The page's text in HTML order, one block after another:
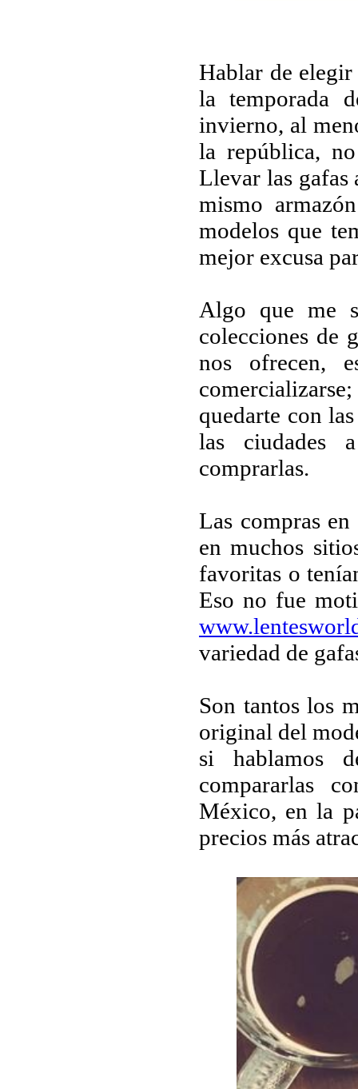
Hablar de elegir
la temporada
invierno, al
la república,
Llevar las gafas
mismo
modelos que
mejor excusa
Algo que me
colecciones de
nos ofrecen,
quedarte con
las ciudades
comprarlas.
Las compras
en muchos
favoritas o
Eso no fue
variedad de
Son tantos los
original del
si hablamos
compararlas
México, en la
precios más